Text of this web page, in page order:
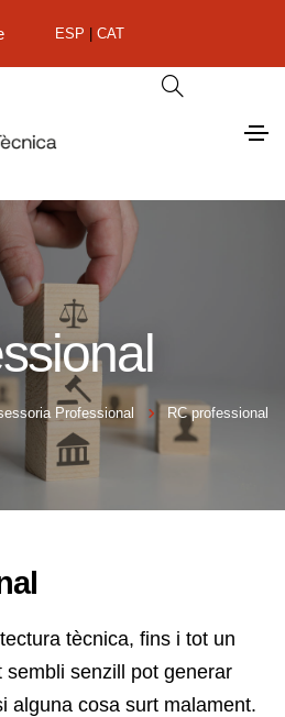
ESP CAT
Professional RC professional
tècnica, fins i tot un
senzill pot generar
alguna cosa surt malament.